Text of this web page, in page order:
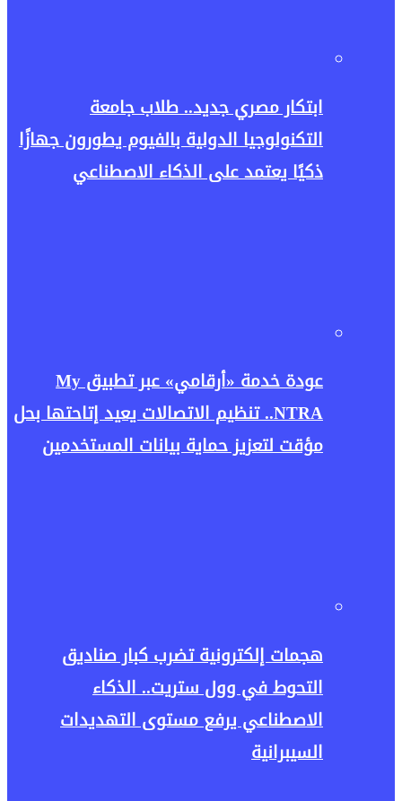
ابتكار مصري جديد.. طلاب جامعة
التكنولوجيا الدولية بالفيوم يطورون جهازًا
ذكيًا يعتمد على الذكاء الاصطناعي
عودة خدمة «أرقامي» عبر تطبيق My
NTRA.. تنظيم الاتصالات يعيد إتاحتها بحل
مؤقت لتعزيز حماية بيانات المستخدمين
هجمات إلكترونية تضرب كبار صناديق
التحوط في وول ستريت.. الذكاء
الاصطناعي يرفع مستوى التهديدات
السيبرانية